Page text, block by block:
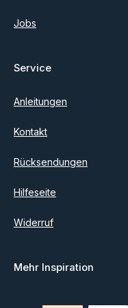
Jobs
Service
Anleitungen
Kontakt
Rücksendungen
Hilfeseite
Widerruf
Mehr Inspiration